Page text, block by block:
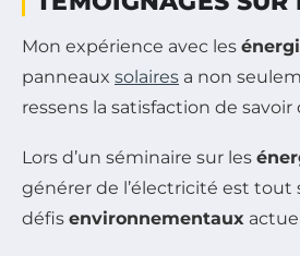
Mon expérience avec les
panneaux solaires a non
ressens la satisfaction de
Lors d’un séminaire sur les
générer de l’électricité est tout
défis environnementaux